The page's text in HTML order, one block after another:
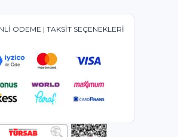
ÖDEME | TAKSİT SEÇENEKLERİ